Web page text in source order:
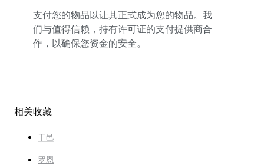
支付您的物品以让其正式成为您的物品。我
们与值得信赖，持有许可证的支付提供商合
作，以确保您资金的安全。
相关收藏
干邑
罗恩